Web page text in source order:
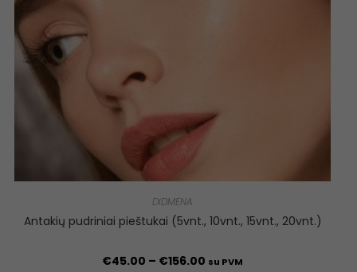
DIDMENA
Antakių pudriniai pieštukai (5vnt., 10vnt., 15vnt., 20vnt.)
€45.00 – €156.00 su PVM